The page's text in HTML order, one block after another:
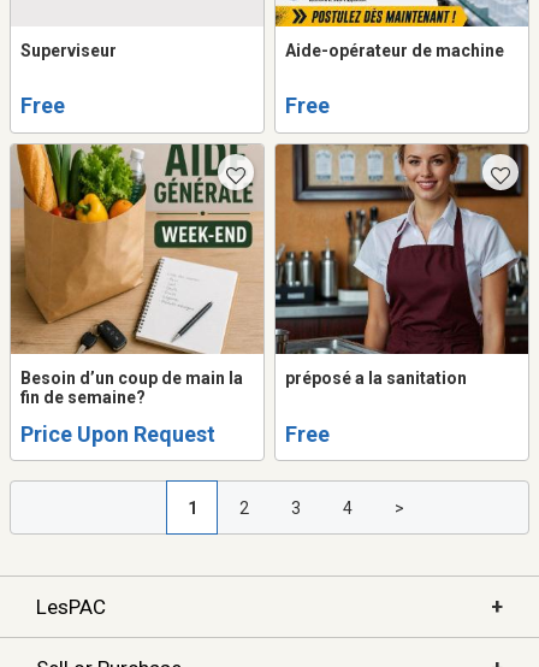
Superviseur
Free
Aide-opérateur de machine
Free
Besoin d’un coup de main la
fin de semaine?
Price Upon Request
préposé a la sanitation
Free
1 2 3 4 >
LesPAC +